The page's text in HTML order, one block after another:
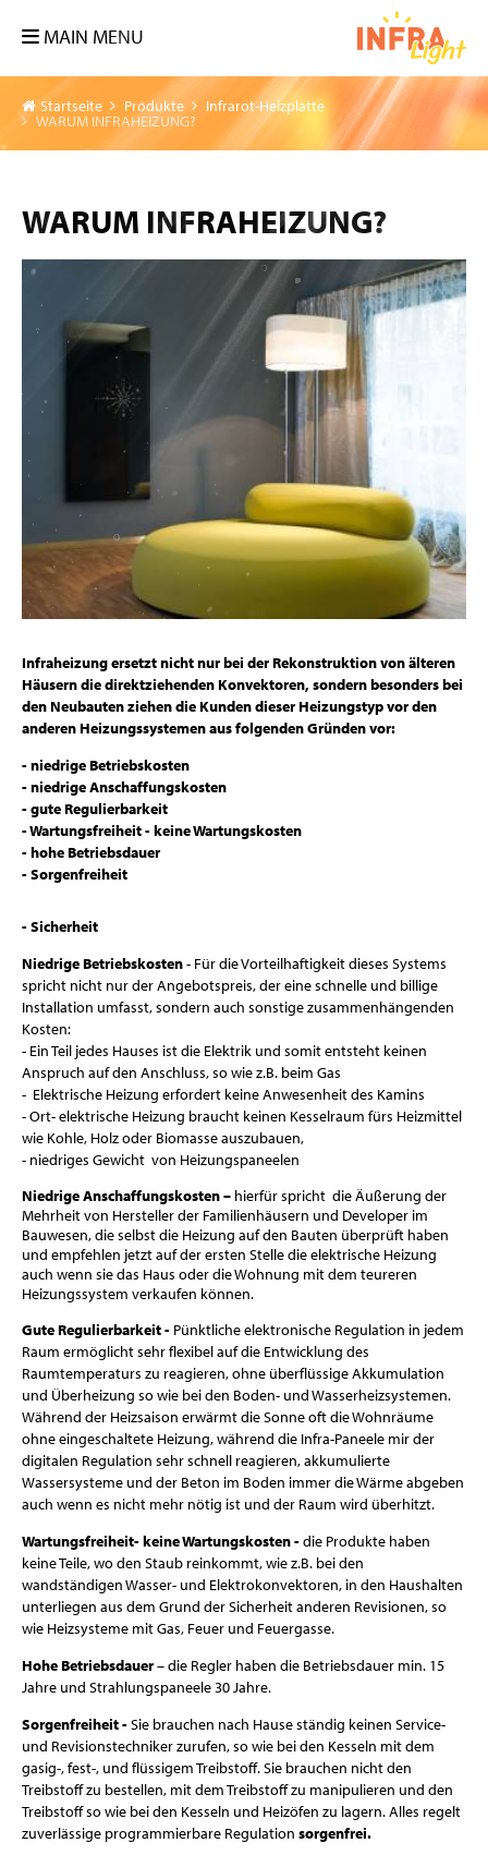
MAIN MENU
Startseite Produkte Infrarot-Heizplatte
WARUM INFRAHEIZUNG?
WARUM INFRAHEIZUNG?
Infraheizung ersetzt nicht nur bei der Rekonstruktion von älteren
Häusern die direktziehenden Konvektoren, sondern besonders bei
den Neubauten ziehen die Kunden dieser Heizungstyp vor den
anderen Heizungssystemen aus folgenden Gründen vor:
- niedrige Betriebskosten
- niedrige Anschaffungskosten
- gute Regulierbarkeit
- Wartungsfreiheit - keine Wartungskosten
- hohe Betriebsdauer
- Sorgenfreiheit
- Sicherheit
Niedrige Betriebskosten- Für die Vorteilhaftigkeit dieses Systems
spricht nicht nur der Angebotspreis, der eine schnelle und billige
Installation umfasst, sondern auch sonstige zusammenhängenden
Kosten:
- Ein Teil jedes Hauses ist die Elektrik und somit entsteht keinen
Anspruch auf den Anschluss, so wie z.B. beim Gas
- Elektrische Heizung erfordert keine Anwesenheit des Kamins
- Ort- elektrische Heizung braucht keinen Kesselraum fürs Heizmittel
wie Kohle, Holz oder Biomasse auszubauen,
- niedriges Gewicht von Heizungspaneelen
Niedrige Anschaffungskosten – hierfür spricht die Äußerung der
Mehrheit von Hersteller der Familienhäusern und Developer im
Bauwesen, die selbst die Heizung auf den Bauten überprüft haben
und empfehlen jetzt auf der ersten Stelle die elektrische Heizung
auch wenn sie das Haus oder die Wohnung mit dem teureren
Heizungssystem verkaufen können.
Gute Regulierbarkeit - Pünktliche elektronische Regulation in jedem
Raum ermöglicht sehr flexibel auf die Entwicklung des
Raumtemperaturs zu reagieren, ohne überflüssige Akkumulation
und Überheizung so wie bei den Boden- und Wasserheizsystemen.
Während der Heizsaison erwärmt die Sonne oft die Wohnräume
ohne eingeschaltete Heizung, während die Infra-Paneele mir der
digitalen Regulation sehr schnell reagieren, akkumulierte
Wassersysteme und der Beton im Boden immer die Wärme abgeben
auch wenn es nicht mehr nötig ist und der Raum wird überhitzt.
Wartungsfreiheit- keine Wartungskosten -die Produkte haben
keine Teile, wo den Staub reinkommt, wie z.B. bei den
wandständigen Wasser- und Elektrokonvektoren, in den Haushalten
unterliegen aus dem Grund der Sicherheit anderen Revisionen, so
wie Heizsysteme mit Gas, Feuer und Feuergasse.
Hohe Betriebsdauer– die Regler haben die Betriebsdauer min. 15
Jahre und Strahlungspaneele 30 Jahre.
Sorgenfreiheit -Sie brauchen nach Hause ständig keinen Service-
und Revisionstechniker zurufen, so wie bei den Kesseln mit dem
gasig-, fest-, und flüssigem Treibstoff. Sie brauchen nicht den
Treibstoff zu bestellen, mit dem Treibstoff zu manipulieren und den
Treibstoff so wie bei den Kesseln und Heizöfen zu lagern. Alles regelt
zuverlässige programmierbare Regulation sorgenfrei.